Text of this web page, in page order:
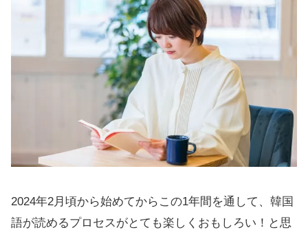
2024年2月頃から始めてからこの1年間を通して、韓国
語が読めるプロセスがとても楽しくおもしろい！と思